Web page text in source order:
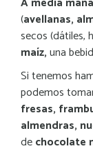
(avellanas,
secos (dátiles,
maíz,una
Si tenemos
podemos
fresas,
almendras,
dechocolate